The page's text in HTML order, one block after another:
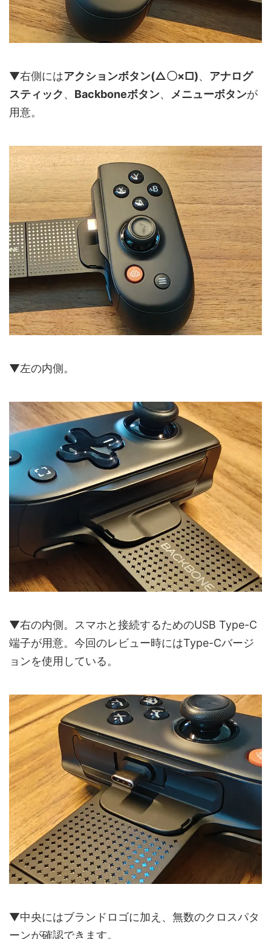
▼右側にはアクションボタン(△〇×□)、 アナログ
スティック、 Backboneボタン、 メニューボタンが
用意。
▼左の内側。
▼右の内側。スマホと接続するためのUSB Type-C
端子が用意。今回のレビュー時にはType-Cバージ
ョンを使用している。
▼中央にはブランドロゴに加え、無数のクロスパタ
ーンが確認できます。